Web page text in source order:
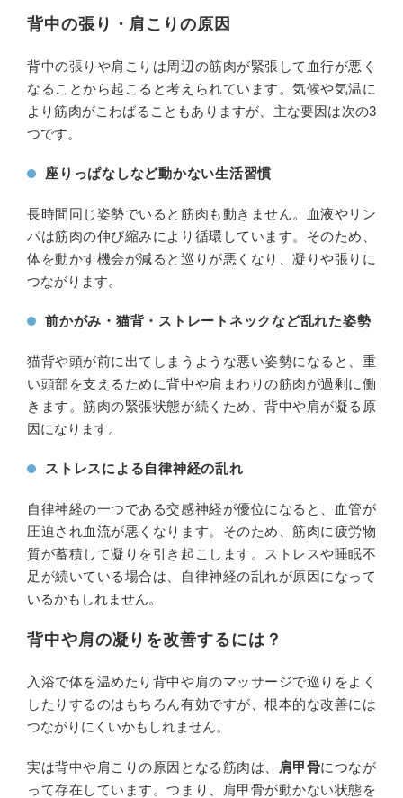
背中の張り・肩こりの原因
背中の張りや肩こりは周辺の筋肉が緊張して血行が悪く
なることから起こると考えられています。気候や気温に
より筋肉がこわばることもありますが、主な要因は次の3
つです。
座りっぱなしなど動かない生活習慣
長時間同じ姿勢でいると筋肉も動きません。血液やリン
パは筋肉の伸び縮みにより循環しています。そのため、
体を動かす機会が減ると巡りが悪くなり、凝りや張りに
つながります。
前かがみ・猫背・ストレートネックなど乱れた姿勢
猫背や頭が前に出てしまうような悪い姿勢になると、重
い頭部を支えるために背中や肩まわりの筋肉が過剰に働
きます。筋肉の緊張状態が続くため、背中や肩が凝る原
因になります。
ストレスによる自律神経の乱れ
自律神経の一つである交感神経が優位になると、血管が
圧迫され血流が悪くなります。そのため、筋肉に疲労物
質が蓄積して凝りを引き起こします。ストレスや睡眠不
足が続いている場合は、自律神経の乱れが原因になって
いるかもしれません。
背中や肩の凝りを改善するには？
入浴で体を温めたり背中や肩のマッサージで巡りをよく
したりするのはもちろん有効ですが、根本的な改善には
つながりにくいかもしれません。
実は背中や肩こりの原因となる筋肉は、 肩甲骨につなが
って存在しています。つまり、肩甲骨が動かない状態を